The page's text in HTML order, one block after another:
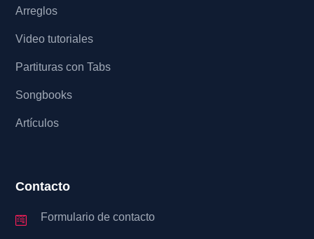
Arreglos
Video tutoriales
Partituras con Tabs
Songbooks
Artículos
Contacto
Formulario de contacto